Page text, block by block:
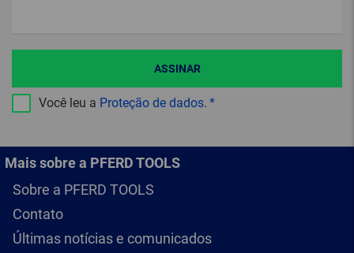
Você leu a Proteção de dados.
ASSINAR
Mais sobre a PFERD TOOLS
Sobre a PFERD TOOLS
Contato
Últimas notícias e comunicados